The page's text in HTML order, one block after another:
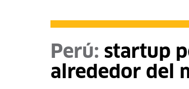
Perú: startup
alrededor del